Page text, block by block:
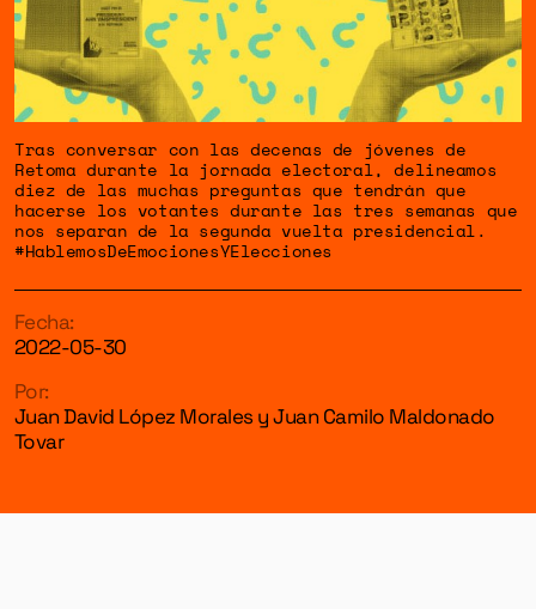
Tras conversar con las decenas de jóvenes de
Retoma durante la jornada electoral, delineamos
diez de las muchas preguntas que tendrán que
hacerse los votantes durante las tres semanas que
nos separan de la segunda vuelta presidencial.
#HablemosDeEmocionesYElecciones
Fecha:
2022-05-30
Por:
Juan David López Morales y Juan Camilo Maldonado
Tovar